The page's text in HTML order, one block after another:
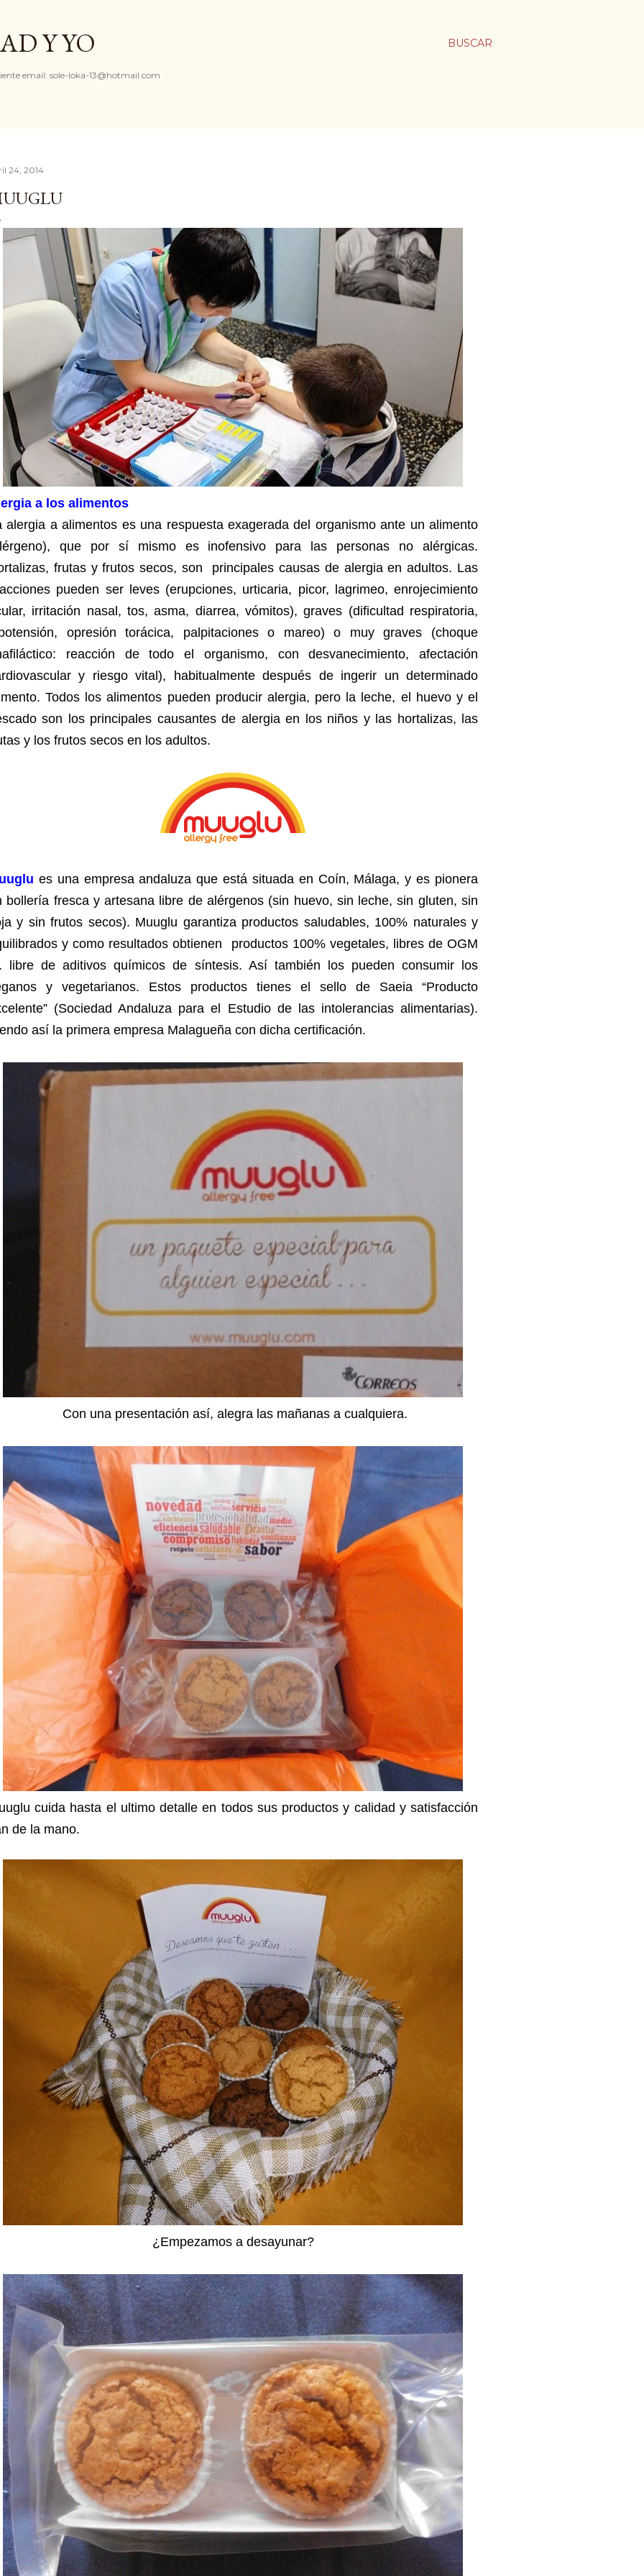
BUSCAR
Y YO
email: sole-loka-13@hotmail.com
24, 2014
a los alimentos
alergia a alimentos es una respuesta exagerada del organismo ante un alimento
que por sí mismo es inofensivo para las personas no alérgicas.
frutas y frutos secos, son principales causas de alergia en adultos. Las
pueden ser leves (erupciones, urticaria, picor, lagrimeo, enrojecimiento
irritación nasal, tos, asma, diarrea, vómitos), graves (dificultad respiratoria,
opresión torácica, palpitaciones o mareo) o muy graves (choque
reacción de todo el organismo, con desvanecimiento, afectación
y riesgo vital), habitualmente después de ingerir un determinado
Todos los alimentos pueden producir alergia, pero la leche, el huevo y el
son los principales causantes de alergia en los niños y las hortalizas, las
y los frutos secos en los adultos.
es una empresa andaluza que está situada en Coín, Málaga, y es pionera
bollería fresca y artesana libre de alérgenos (sin huevo, sin leche, sin gluten, sin
y sin frutos secos). Muuglu garantiza productos saludables, 100% naturales y
y como resultados obtienen productos 100% vegetales, libres de OGM
libre de aditivos químicos de síntesis. Así también los pueden consumir los
y vegetarianos. Estos productos tienes el sello de Saeia “Producto
(Sociedad Andaluza para el Estudio de las intolerancias alimentarias).
así la primera empresa Malagueña con dicha certificación.
Con una presentación así, alegra las mañanas a cualquiera.
cuida hasta el ultimo detalle en todos sus productos y calidad y satisfacción
de la mano.
¿Empezamos a desayunar?